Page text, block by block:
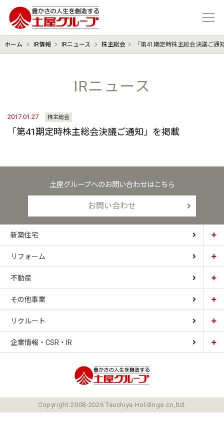
豊かさの人生を想像する 土屋グル
ホーム IR情報 IRニュース 株主総会 「第41期定時株主総会決議ご通
IRニュース
2017.01.27 株主総会
「第41期定時株主総会決議ご通知」を掲載
土屋グループへのお問い合わせはこちら
お問い合わせ
新築住宅
土屋ホーム
CARDINAL HOUSE
LIZNAS
リフォーム
土屋ホームトピア
不動産
土屋ホーム不動産
その他事業
土屋ホームレジデンス
土屋ソーラーファクトリー
リクルート
企業情報・CSR・IR
ミッションCopyright 2008-2026 Tsuchiya Holdings co,ltd.